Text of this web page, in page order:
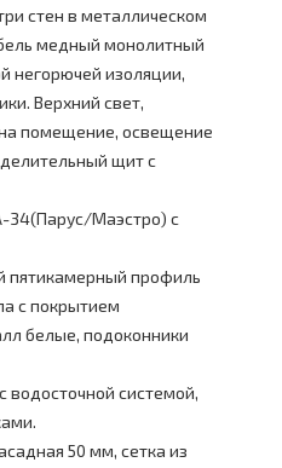
стен в металлическом
медный монолитный
негорючей изоляции,
Верхний свет,
помещение, освещение
щит с
Маэстро) с
пятикамерный профиль
с покрытием
белые, подоконники
водосточной системой,
50 мм, сетка из